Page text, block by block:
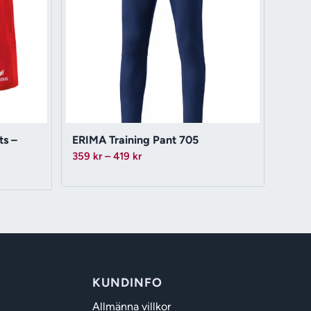
–
ERIMA Training Pant 705
359 kr – 419 krPrisintervall:
till
KUNDINFO
Allmänna villkor